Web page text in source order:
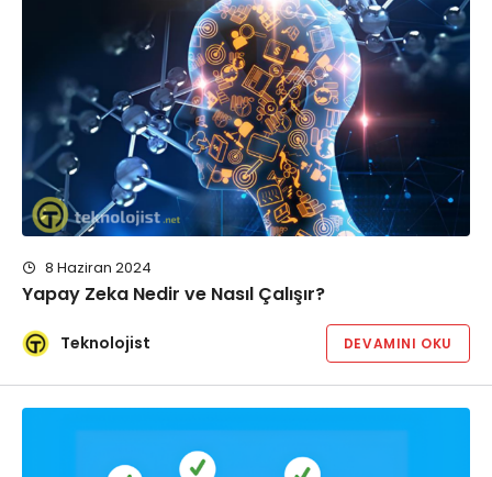
8 Haziran 2024
Yapay Zeka Nedir ve Nasıl Çalışır?
Teknolojist DEVAMINI OKU